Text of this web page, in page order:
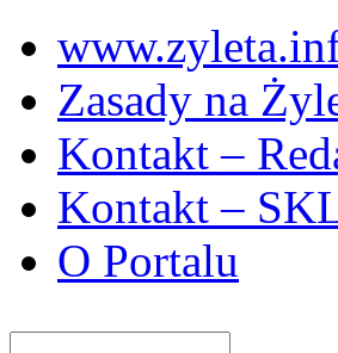
Zasady na
Kontakt –
Kontakt –
O Portalu